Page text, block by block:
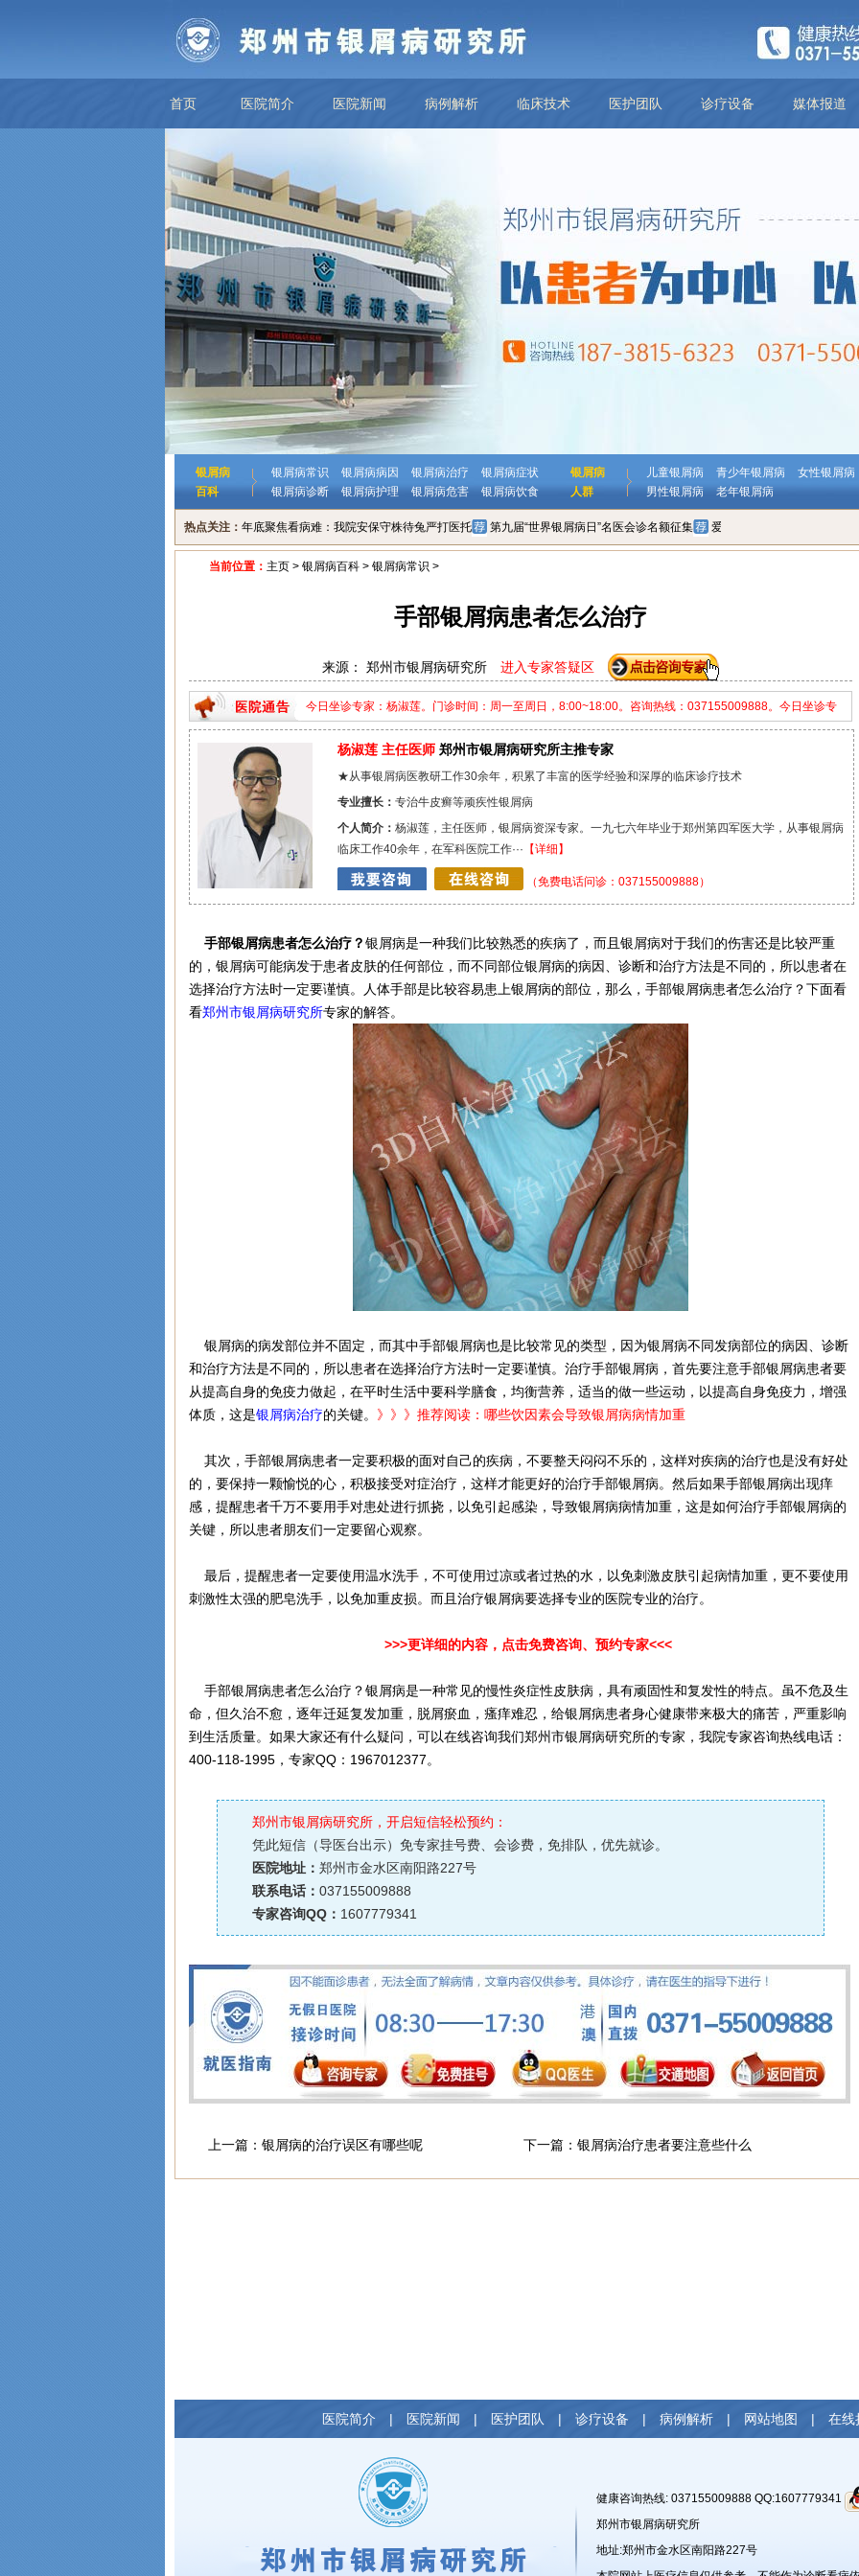
首页 医院简介 医院新闻 病例解析 临床技术 医护团队 诊疗设备 媒体报道
银屑病
百科
银屑病常识 银屑病病因 银屑病治疗
银屑病症状
银屑病诊断
银屑病护理 银屑病危害 银屑病饮食
银屑病
人群
儿童银屑病 青少年银屑病
女性银屑病
男性银屑病
老年银屑病
热点关注： 年底聚焦看病难：我院安保守株待兔严打医托 第九届“世界银屑病日”名医会诊名额征集 爱无疆，心随行——爱心2+1
当前位置： 主页 > 银屑病百科 > 银屑病常识 >
手部银屑病患者怎么治疗
来源： 郑州市银屑病研究所 进入专家答疑区
今日坐诊专家：杨淑莲。门诊时间：周一至周日，8:00~18:00。咨询热线：037155009888。今日坐诊专
杨淑莲 主任医师 郑州市银屑病研究所主推专家
★从事银屑病医教研工作30余年，积累了丰富的医学经验和深厚的临床诊疗技术
专业擅长： 专治牛皮癣等顽疾性银屑病
个人简介： 杨淑莲，主任医师，银屑病资深专家。一九七六年毕业于郑州第四军医大学，从事银屑病
临床工作40余年，在军科医院工作··· 【详细 】
（免费电话问诊：037155009888）
手部银屑病患者怎么治疗？银屑病是一种我们比较熟悉的疾病了，而且银屑病对于我们的伤害还是比较严重
的，银屑病可能病发于患者皮肤的任何部位，而不同部位银屑病的病因、诊断和治疗方法是不同的，所以患者在
选择治疗方法时一定要谨慎。人体手部是比较容易患上银屑病的部位，那么，手部银屑病患者怎么治疗？下面看
看郑州市银屑病研究所专家的解答。
银屑病的病发部位并不固定，而其中手部银屑病也是比较常见的类型，因为银屑病不同发病部位的病因、诊断
和治疗方法是不同的，所以患者在选择治疗方法时一定要谨慎。治疗手部银屑病，首先要注意手部银屑病患者要
从提高自身的免疫力做起，在平时生活中要科学膳食，均衡营养，适当的做一些运动，以提高自身免疫力，增强
体质，这是银屑病治疗的关键。 》》》推荐阅读： 哪些饮因素会导致银屑病病情加重
其次，手部银屑病患者一定要积极的面对自己的疾病，不要整天闷闷不乐的，这样对疾病的治疗也是没有好处
的，要保持一颗愉悦的心，积极接受对症治疗，这样才能更好的治疗手部银屑病。然后如果手部银屑病出现痒
感，提醒患者千万不要用手对患处进行抓挠，以免引起感染，导致银屑病病情加重，这是如何治疗手部银屑病的
关键，所以患者朋友们一定要留心观察。
最后，提醒患者一定要使用温水洗手，不可使用过凉或者过热的水，以免刺激皮肤引起病情加重，更不要使用
刺激性太强的肥皂洗手，以免加重皮损。而且治疗银屑病要选择专业的医院专业的治疗。
>>>更详细的内容，点击免费咨询、预约专家<<<
手部银屑病患者怎么治疗？银屑病是一种常见的慢性炎症性皮肤病，具有顽固性和复发性的特点。虽不危及生
命，但久治不愈，逐年迁延复发加重，脱屑瘀血，瘙痒难忍，给银屑病患者身心健康带来极大的痛苦，严重影响
到生活质量。如果大家还有什么疑问，可以在线咨询我们郑州市银屑病研究所的专家，我院专家咨询热线电话：
400-118-1995，专家QQ：1967012377。
郑州市银屑病研究所，开启短信轻松预约：
凭此短信（导医台出示）免专家挂号费、会诊费，免排队，优先就诊。
医院地址： 郑州市金水区南阳路227号
联系电话： 037155009888
专家咨询QQ： 1607779341
上一篇： 银屑病的治疗误区有哪些呢 下一篇：银屑病治疗患者要注意些什么
医院简介 | 医院新闻 | 医护团队 | 诊疗设备 | 病例解析 | 网站地图 | 在线
健康咨询热线: 037155009888 QQ:1607779341
郑州市银屑病研究所
地址:郑州市金水区南阳路227号